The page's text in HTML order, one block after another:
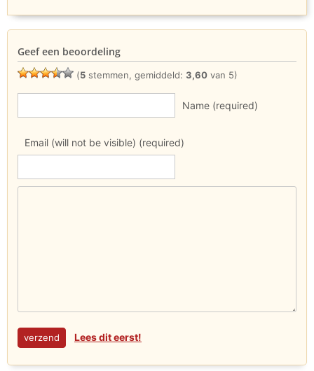
Geef een beoordeling
(5 stemmen, gemiddeld: 3,60 van 5)
Name (required)
Email (will not be visible) (required)
Lees dit eerst!